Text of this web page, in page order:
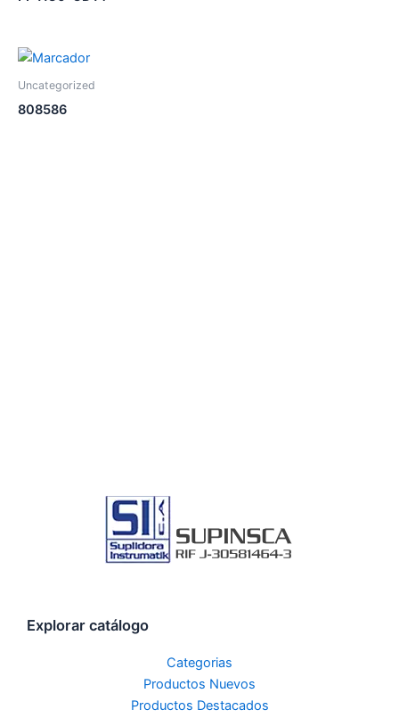
Uncategorized
808586
Explorar catálogo
Categorias
Productos Nuevos
Productos Destacados